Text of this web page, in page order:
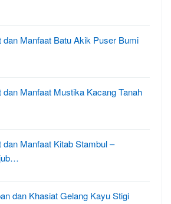
dan Manfaat Batu Akik Puser Bumi
dan Manfaat Mustika Kacang Tanah
dan Manfaat Kitab Stambul –
dan Khasiat Gelang Kayu Stigi